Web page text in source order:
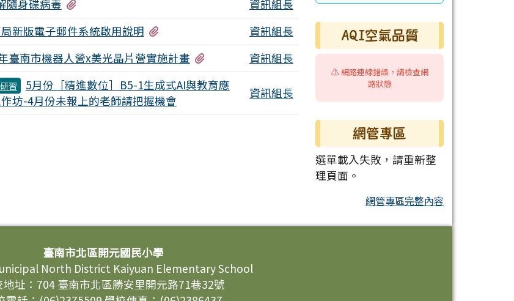
隨身碟病毒 資訊組長
新版電子郵件系統啟用說明 資訊組長
臺南市機器人營x美光晶片營實施計畫 有2個附檔資訊組長
習
5月份［精進數位］B5-1生成式AI與教育應
坊-4月份未報上的老師請把握機會
資訊組長
AQI空氣品質
⚠️ 網路連線錯誤，請檢查網
路狀態
網管專區
選單載入失敗，請重新整
理頁面。
網管專區完整內容
臺南市北區開元國民小學
North District Kaiyuan Elementary School
地址：704 臺南市北區勝安里開元路71巷32號